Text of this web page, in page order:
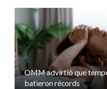
OMM advirtió que
batieron récords